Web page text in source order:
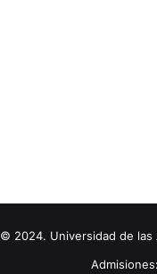
2024. Universidad de las